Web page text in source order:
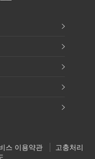
스 이용약관
고충처리